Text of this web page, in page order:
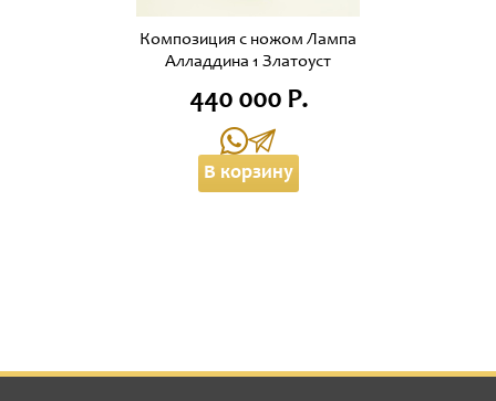
Композиция с ножом Лампа
Алладдина 1 Златоуст
440 000 Р.
В корзину